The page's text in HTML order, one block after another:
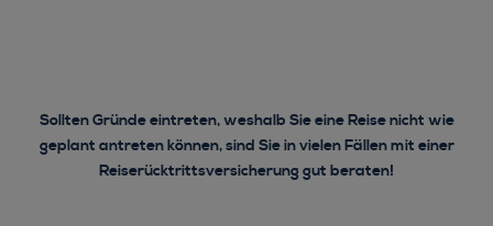
Sollten Gründe eintreten, weshalb Sie eine Reise nicht wie
geplant antreten können, sind Sie in vielen Fällen mit einer
Reiserücktrittsversicherung gut beraten!